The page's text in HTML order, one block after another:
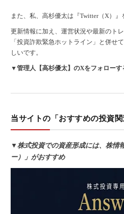
また、私、高杉優太は『Twitter（X）』
更新情報に加え、運営状況や最新のト
「投資詐欺緊急ホットライン」と併せ
しいです。
▼管理人【高杉優太】のXをフォローす
当サイトの「おすすめの投資関
▼株式投資での資産形成には、株情
ー）」がおすすめ